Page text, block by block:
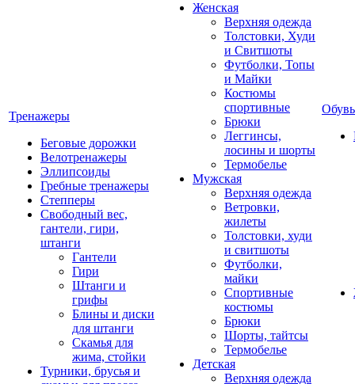
Тренажеры
Беговые дорожки
Велотренажеры
Эллипсоиды
Гребные тренажеры
Степперы
Свободный вес,
гантели, гири,
штанги
Гантели
Гири
Штанги и
грифы
Блины и диски
для штанги
Скамья для
жима, стойки
Турники, брусья и
Женская
Верхняя одежда
Толстовки, Худи
и Свитшоты
Футболки, Топы
и Майки
Костюмы
спортивные
Брюки
Леггинсы,
лосины и шорты
Термобелье
Мужская
Верхняя одежда
Ветровки,
жилеты
Толстовки, худи
и свитшоты
Футболки,
майки
Спортивные
костюмы
Брюки
Шорты, тайтсы
Термобелье
Детская
Верхняя одежда
Обувь